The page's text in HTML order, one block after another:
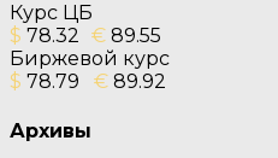
Курс ЦБ
$ 78.32 € 89.55
Биржевой курс
$ 78.79 € 89.92
Архивы